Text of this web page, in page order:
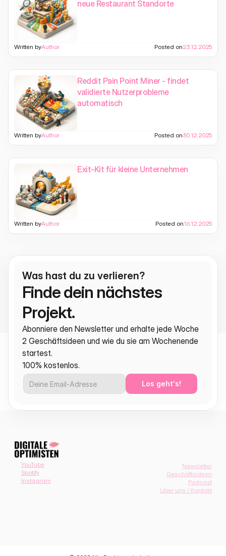
neue Restaurant Standorte
Written byAuthor Posted on23.12.2025
Reddit Pain Point Miner - findet
validierte Nutzerprobleme
automatisch
Written byAuthor Posted on30.12.2025
Exit-Kit für kleine Unternehmen
Written byAuthor Posted on16.12.2025
Was hast du zu verlieren?
Finde dein nächstes
Projekt.
Abonniere den Newsletter und erhalte jede Woche
2 Geschäftsideen und wie du sie am Wochenende
startest.
100% kostenlos.
Los geht's!
YouTube
Spotify
Instagram
Newsletter
Geschäftsideen
Podcast
Über uns / Kontakt